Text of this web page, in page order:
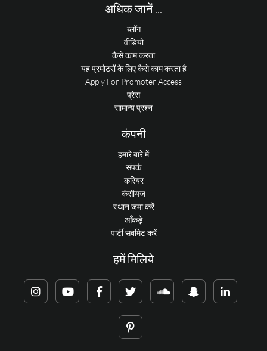
अधिक जानें ...
ब्लॉग
वीडियो
कैसे काम करता
यह प्रमोटरों के लिए कैसे काम करता है
Apply For Promoter Access
प्रेस
सामान्य प्रश्न
कंपनी
हमारे बारे में
संपर्क
करियर
कंसीयज
स्थान जमा करें
आँकड़े
पार्टी सबमिट करें
हमें मिलिये